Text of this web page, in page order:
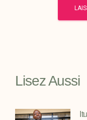
Lisez Aussi